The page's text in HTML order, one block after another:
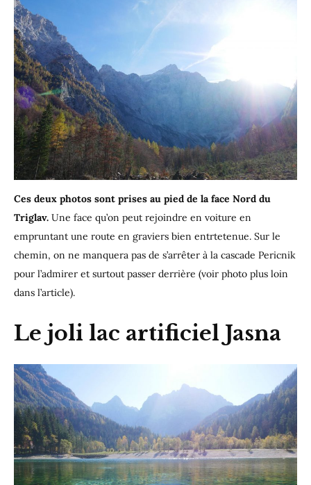
Ces deux photos sont prises au pied de la face Nord du
Triglav. Une face qu’on peut rejoindre en voiture en
empruntant une route en graviers bien entrtetenue. Sur le
chemin, on ne manquera pas de s’arrêter à la cascade Pericnik
pour l’admirer et surtout passer derrière (voir photo plus loin
dans l’article).
Le joli lac artificiel Jasna